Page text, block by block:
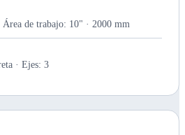
de trabajo: 10" · 2000 mm
· Ejes: 3